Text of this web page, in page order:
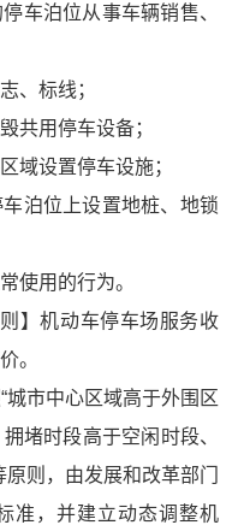
泊位从事车辆销售、
标线；
用停车设备；
设置停车设施；
泊位上设置地桩、地锁
用的行为。
机动车停车场服务收
。
市中心区域高于外围区
堵时段高于空闲时段、
则，由发展和改革部门
准，并建立动态调整机